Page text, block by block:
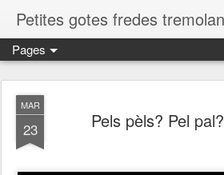
Pages
MAR
23 Pels pèls? Pel